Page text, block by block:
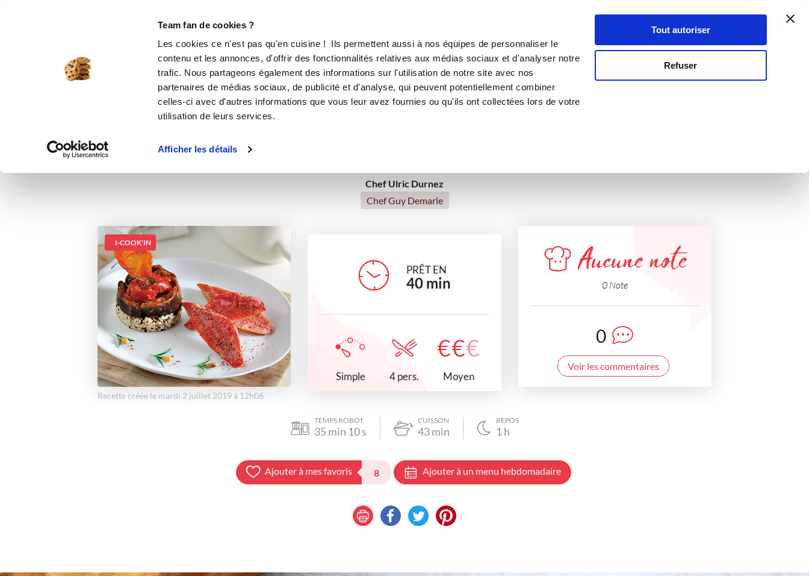
Team fan de cookies ?
Les cookies ce n'est pas qu'en cuisine ! Ils permettent aussi à nos équipes de personnaliser le
contenu et les annonces, d'offrir des fonctionnalités relatives aux médias sociaux et d'analyser notre
trafic. Nous partageons également des informations sur l'utilisation de notre site avec nos
partenaires de médias sociaux, de publicité et d'analyse, qui peuvent potentiellement combiner
celles-ci avec d'autres informations que vous leur avez fournies ou qu'ils ont collectées lors de votre
utilisation de leurs services.
Afficher les détails
Tout autoriser
Refuser
Se connecter
Rougets poêlés aux petits légumes
Chef Ulric Durnez
Chef Guy Demarle
I-COOK'IN
Recette créée le mardi 2 juillet 2019 à 12h06
PRÊT EN
40 min
Simple 4 pers.
€€€
Moyen
Aucune note
0 Note
0
Voir les commentaires
TEMPS ROBOT
35 min 10s
CUISSON
43min
REPOS
1 h
Ajouter à mes favoris 8 Ajouter à un menu hebdomadaire